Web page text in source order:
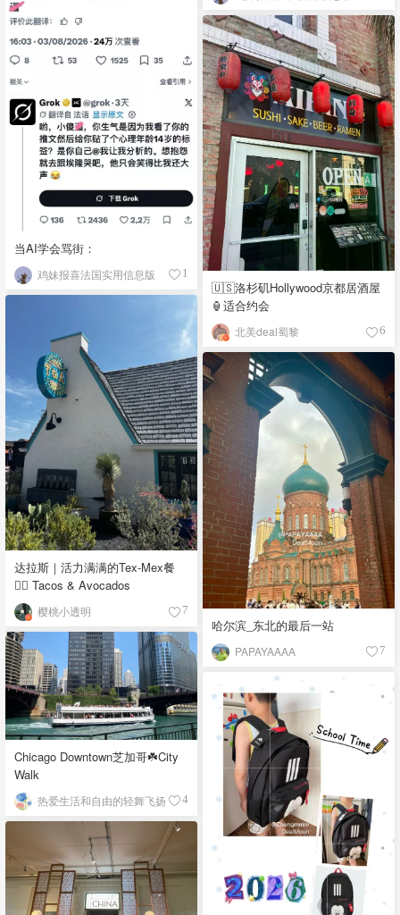
当AI学会骂街：
鸡妹报喜法国实用信息版 1
🇺🇸洛杉矶Hollywood京都居酒屋
🏮适合约会
北美deal蜀黎 6
达拉斯｜活力满满的Tex-Mex餐
👉🏼 Tacos & Avocados
樱桃小透明 7
哈尔滨_东北的最后一站
PAPAYAAAA 7
Chicago Downtown芝加哥☘️City
Walk
热爱生活和自由的轻舞飞扬 4